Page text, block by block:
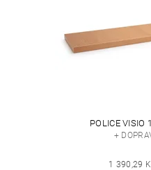
POLICE VISIO
+
1 390,29